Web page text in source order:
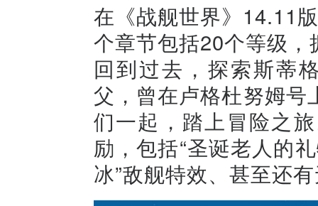
在《战舰世界》14.11
个章节包括20个等级
回到过去，探索斯蒂
父，曾在卢格杜努姆
们一起，踏上冒险之
励，包括“圣诞老人的
冰”敌舰特效、甚至还